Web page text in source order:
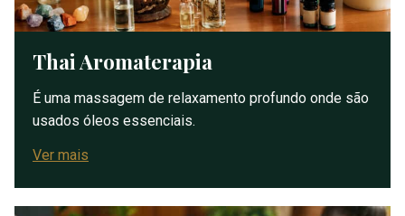
Thai Aromaterapia
É uma massagem de relaxamento profundo onde são
usados óleos essenciais.
Ver mais